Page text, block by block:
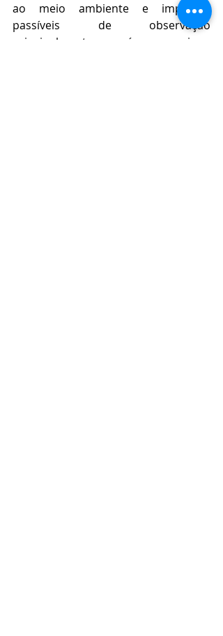
ao meio ambiente e impactos
passíveis de observação
principalmente em áreas rurais e